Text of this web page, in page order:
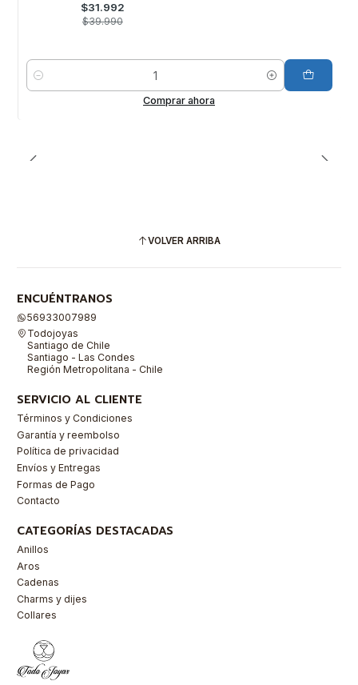
$31.992
$39.990
Cantidad
Comprar ahora
VOLVER ARRIBA
ENCUÉNTRANOS
56933007989
Todojoyas
Santiago de Chile
Santiago - Las Condes
Región Metropolitana - Chile
SERVICIO AL CLIENTE
Términos y Condiciones
Garantía y reembolso
Política de privacidad
Envíos y Entregas
Formas de Pago
Contacto
CATEGORÍAS DESTACADAS
Anillos
Aros
Cadenas
Charms y dijes
Collares